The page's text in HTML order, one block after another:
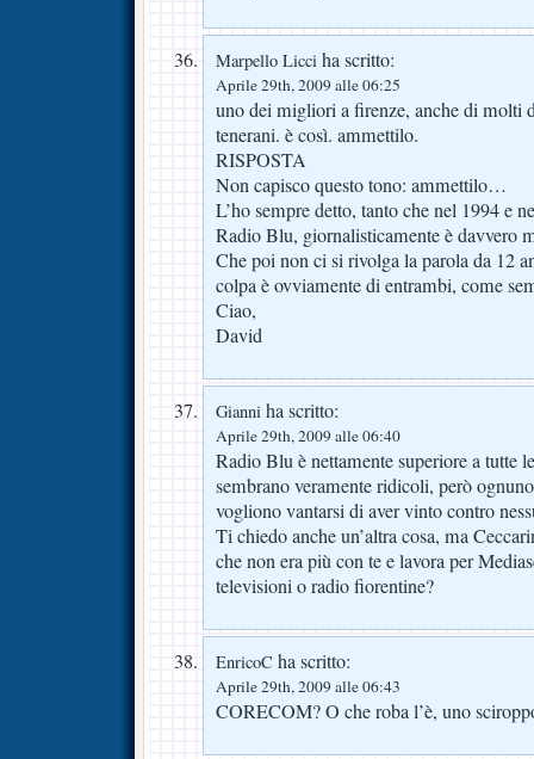
Marpello Licci ha scritto:
Aprile 29th, 2009 alle 06:25
uno dei migliori a firenze, anche di molti
tenerani. è così. ammettilo.
RISPOSTA
Non capisco questo tono: ammettilo…
L’ho sempre detto, tanto che nel 1994 e
Radio Blu, giornalisticamente è davvero
Che poi non ci si rivolga la parola da 12
colpa è ovviamente di entrambi, come
Ciao,
David
Gianni ha scritto:
Aprile 29th, 2009 alle 06:40
Radio Blu è nettamente superiore a tutte
sembrano veramente ridicoli, però
vogliono vantarsi di aver vinto contro
Ti chiedo anche un’altra cosa, ma
che non era più con te e lavora per
televisioni o radio fiorentine?
EnricoC ha scritto:
Aprile 29th, 2009 alle 06:43
CORECOM? O che roba l’è, uno